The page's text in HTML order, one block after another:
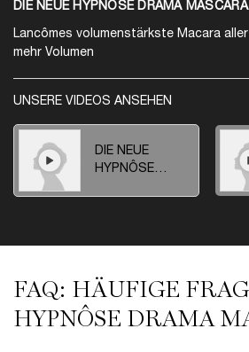
DIE NEUE HYPNÔSE DRAMA MASCARA
Lancômes volumenstärkste Macara
mehr Volumen
UNSERE VIDEOS ANSEHEN
DIE NEUE
HYPNÔSE
StoryStream
FAQFAQ: HÄUFIGE
HYPNÔSE DRAMA